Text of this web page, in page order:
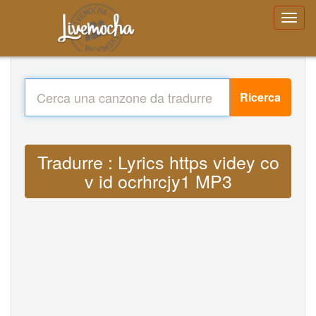
Ricerca
Tradurre : Lyrics https videy co
v id ocrhrcjy1 MP3